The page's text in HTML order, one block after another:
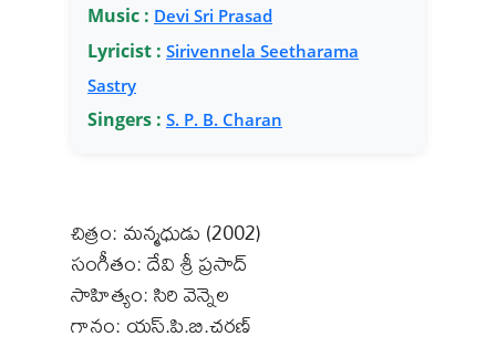
Music : Devi Sri Prasad
Lyricist : Sirivennela Seetharama
Sastry
Singers : S. P. B. Charan
చిత్రం: మన్మధుడు (2002)
సంగీతం: దేవి శ్రీ ప్రసాద్
సాహిత్యం: సిరి వెన్నెల
గానం: యస్.పి.బి.చరణ్